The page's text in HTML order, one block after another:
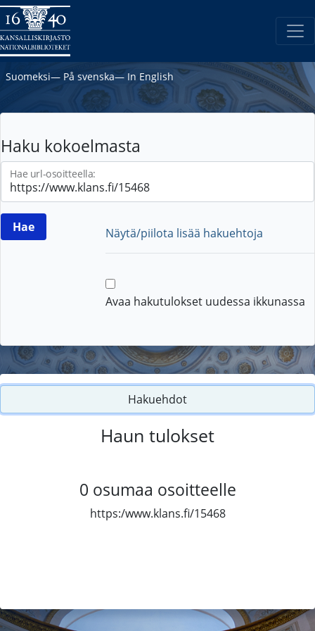
Suomeksi― På svenska― In English
Haku kokoelmasta
Hae url-osoitteella:
Näytä/piilota lisää hakuehtoja
Avaa hakutulokset uudessa ikkunassa
Hakuehdot
Haun tulokset
0 osumaa osoitteelle
https:/www.klans.fi/15468